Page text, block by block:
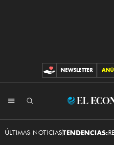
CONTRIBUCIONES
NEWSLETTER
ÚLTIMAS NOTICIASTENDENCIAS: